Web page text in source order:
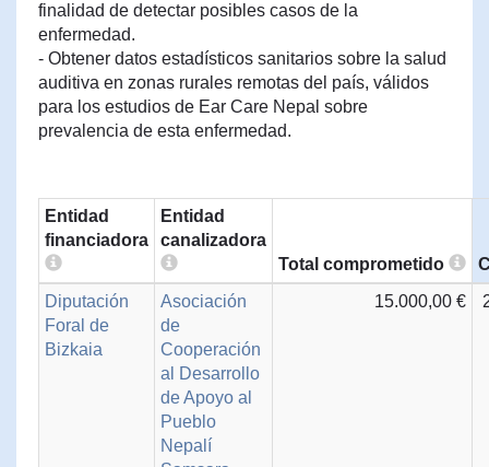
finalidad de detectar posibles casos de la
enfermedad.
- Obtener datos estadísticos sanitarios sobre la salud
auditiva en zonas rurales remotas del país, válidos
para los estudios de Ear Care Nepal sobre
prevalencia de esta enfermedad.
Entidad
financiadora
Entidad
canalizadora
Total comprometido
Diputación
Foral de
Bizkaia
Asociación
de
Cooperación
al Desarrollo
de Apoyo al
Pueblo
Nepalí
15.000,00 €